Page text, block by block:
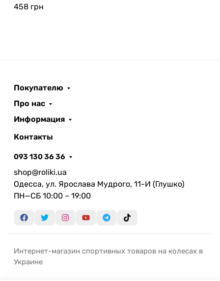
458 грн
Покупателю
Про нас
Информация
Контакты
093 130 36 36
shop@roliki.ua
Одесса, ул. Ярослава Мудрого, 11-И (Глушко)
ПН—СБ 10:00 – 19:00
Интернет-магазин спортивных товаров на колесах в
Украине